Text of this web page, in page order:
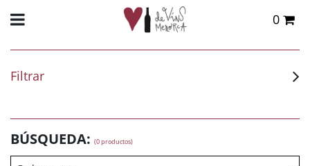
0
Filtrar
BÚSQUEDA: (0 productos)